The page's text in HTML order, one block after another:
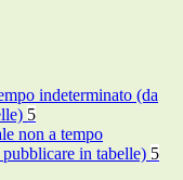
indeterminato (da
5
non a tempo
in tabelle) 5